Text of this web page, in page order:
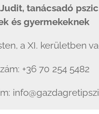
tanácsadó
és gyermekeknek
a XI. kerületben
+36 70 254 5482